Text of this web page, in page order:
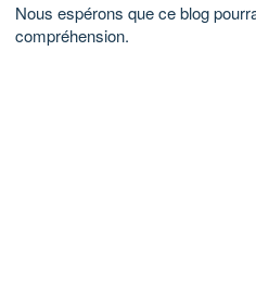
Nous espérons que ce blog
compréhension.